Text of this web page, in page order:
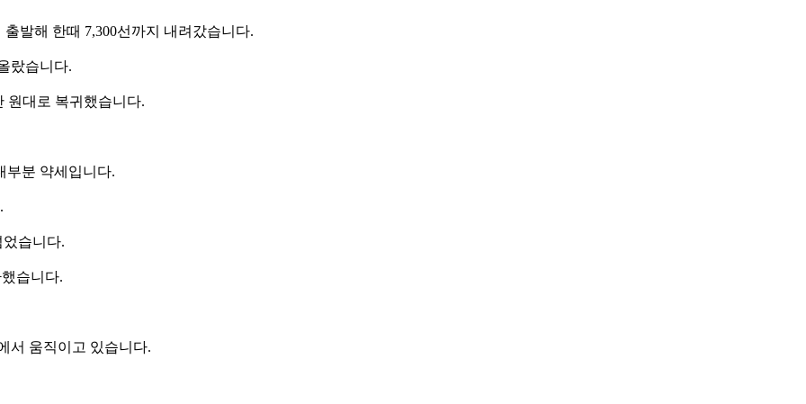
발해 한때 7,300선까지 내려갔습니다.
랐습니다.
원대로 복귀했습니다.
부분 약세입니다.
습니다.
습니다.
서 움직이고 있습니다.